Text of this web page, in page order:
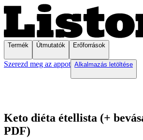
Termék Útmutatók Erőforrások
Szerezd meg az appot Alkalmazás letöltése
Keto diéta étellista (+
PDF)